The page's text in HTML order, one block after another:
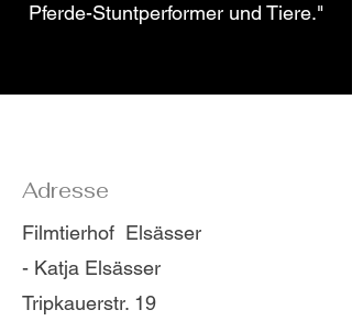
Pferde-Stuntperformer und Tiere."
Adresse
Filmtierhof Elsässer
- Katja Elsässer
Tripkauerstr. 19